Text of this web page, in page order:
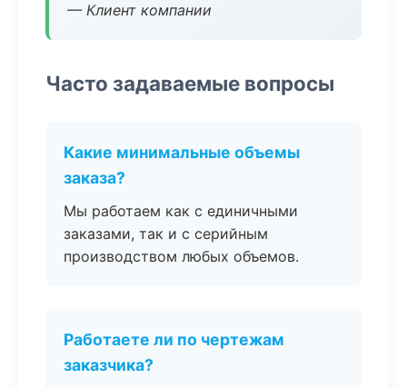
— Клиент компании
Часто задаваемые вопросы
Какие минимальные объемы
заказа?
Мы работаем как с единичными
заказами, так и с серийным
производством любых объемов.
Работаете ли по чертежам
заказчика?